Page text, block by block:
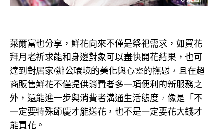
萊爾富也分享，鮮花向來不僅是祭祀需求，如買花
拜月老祈求能和身邊對象可以盡快開花結果，也可
達到對居家/辦公環境的美化與心靈的撫慰，且在超
商販售鮮花不僅提供消費者多一項便利的新服務之
外，還能進一步與消費者溝通生活態度，像是「不
一定要特殊節慶才能送花，也不是一定要花大錢才
能買花。